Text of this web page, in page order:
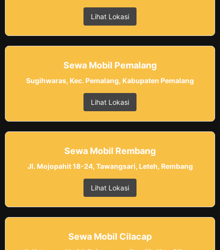
Lihat Lokasi
Sewa Mobil Pemalang
Sugihwaras, Kec. Pemalang, Kabupaten Pemalang
Lihat Lokasi
Sewa Mobil Rembang
Jl. Mojopahit 18-24, Tawangsari, Leteh, Rembang
Lihat Lokasi
Sewa Mobil Cilacap